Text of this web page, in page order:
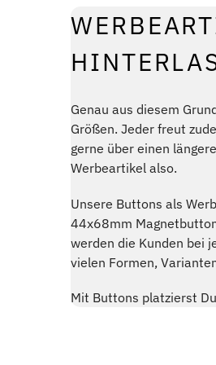
Genau aus diesem
Größen. Jeder freut
gerne über einen
Werbeartikel also.
Unsere Buttons als
44x68mm
werden die Kunden bei
vielen Formen,
Mit Buttons platzierst